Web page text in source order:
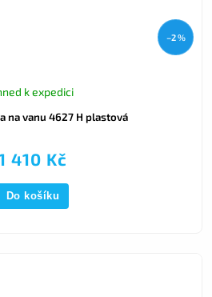
–2 %
na vanu 4627 H plastová
k expedici
410 Kč
Do košíku